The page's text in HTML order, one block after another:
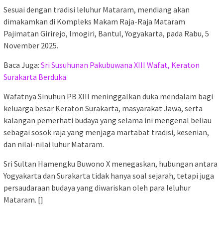
Sesuai dengan tradisi leluhur Mataram, mendiang akan
dimakamkan di Kompleks Makam Raja-Raja Mataram
Pajimatan Girirejo, Imogiri, Bantul, Yogyakarta, pada Rabu, 5
November 2025.
Baca Juga: Sri Susuhunan Pakubuwana XIII Wafat, Keraton
Surakarta Berduka
Wafatnya Sinuhun PB XIII meninggalkan duka mendalam bagi
keluarga besar Keraton Surakarta, masyarakat Jawa, serta
kalangan pemerhati budaya yang selama ini mengenal beliau
sebagai sosok raja yang menjaga martabat tradisi, kesenian,
dan nilai-nilai luhur Mataram.
Sri Sultan Hamengku Buwono X menegaskan, hubungan antara
Yogyakarta dan Surakarta tidak hanya soal sejarah, tetapi juga
persaudaraan budaya yang diwariskan oleh para leluhur
Mataram. []